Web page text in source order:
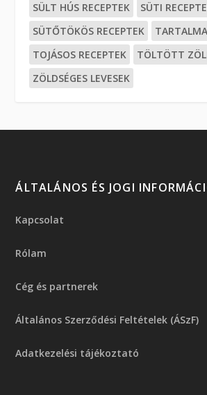
SÜLT HÚS RECEPTEK
SÜTI
SÜTŐTÖKÖS RECEPTEK
TOJÁSOS RECEPTEK
TÖLTÖTT
ZÖLDSÉGES LEVESEK
ÁLTALÁNOS ÉS JOGI
Kapcsolat
Rólam
Cég és partnerek
Általános Szerződési Feltételek (ÁSzF)
Adatkezelési tájékoztató